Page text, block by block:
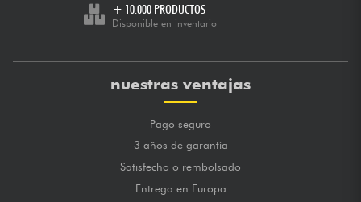
+ 10.000 PRODUCTOS
Disponible en inventario
nuestras ventajas
Pago seguro
3 años de garantía
Satisfecho o rembolsado
Entrega en Europa